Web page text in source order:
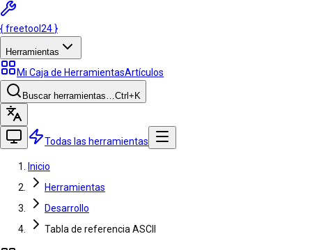
{freetool 24 }
Herramientas
Mi Caja de HerramientasArtículos
Buscar herramientas…Ctrl +K
Todas las herramientas
Inicio
Herramientas
Desarrollo
Tabla de referencia ASCII